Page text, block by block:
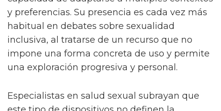
capacidad de adaptarse a múltiples contextos
y preferencias. Su presencia es cada vez más
habitual en debates sobre sexualidad
inclusiva, al tratarse de un recurso que no
impone una forma concreta de uso y permite
una exploración progresiva y personal.
Especialistas en salud sexual subrayan que